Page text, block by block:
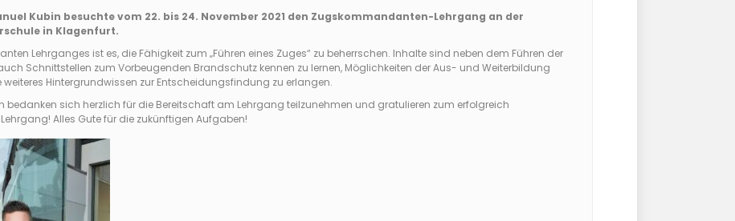
Kubin besuchte vom 22. bis 24. November 2021 den Zugskommandanten-Lehrgang an der
in Klagenfurt.
Lehrganges ist es, die Fähigkeit zum „Führen eines Zuges“ zu beherrschen. Inhalte sind neben dem Führen der
Schnittstellen zum Vorbeugenden Brandschutz kennen zu lernen, Möglichkeiten der Aus- und Weiterbildung
weiteres Hintergrundwissen zur Entscheidungsfindung zu erlangen.
bedanken sich herzlich für die Bereitschaft am Lehrgang teilzunehmen und gratulieren zum erfolgreich
Alles Gute für die zukünftigen Aufgaben!